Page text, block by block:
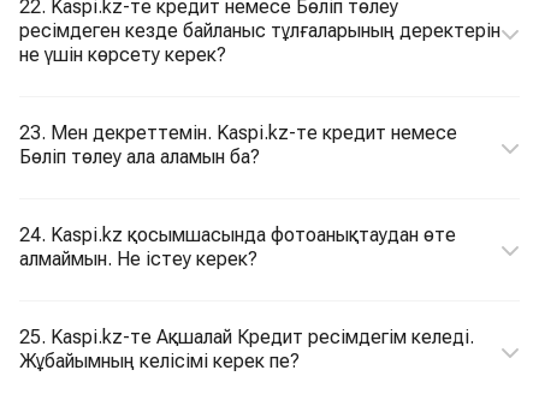
22. Kaspi.kz-те кредит немесе Бөліп төлеу
ресімдеген кезде байланыс тұлғаларының деректерін
не үшін көрсету керек?
23. Мен декреттемін. Kaspi.kz-те кредит немесе
Бөліп төлеу ала аламын ба?
24. Kaspi.kz қосымшаcында фотоанықтаудан өте
алмаймын. Не істеу керек?
25. Kaspi.kz-те Ақшалай Кредит ресімдегім келеді.
Жұбайымның келісімі керек пе?